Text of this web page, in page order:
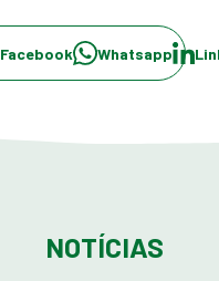
Facebook Whatsapp
NOTÍCIAS